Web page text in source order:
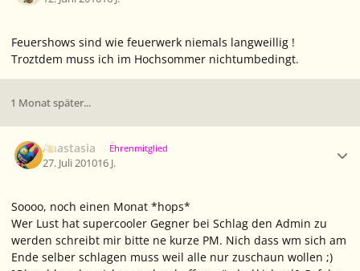
Feuershows sind wie feuerwerk niemals langweillig !
Troztdem muss ich im Hochsommer nichtumbedingt.
1 Monat später...
Anastasia Ehrenmitglied
27. Juli 201016 J.
Soooo, noch einen Monat *hops*
Wer Lust hat supercooler Gegner bei Schlag den Admin zu
werden schreibt mir bitte ne kurze PM. Nich dass wm sich am
Ende selber schlagen muss weil alle nur zuschaun wollen ;)